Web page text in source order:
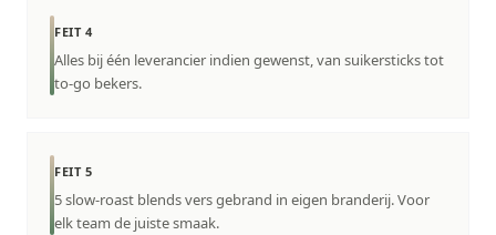
FEIT 4
Alles bij één leverancier indien gewenst, van suikersticks tot
to-go bekers.
FEIT 5
5 slow-roast blends vers gebrand in eigen branderij. Voor
elk team de juiste smaak.